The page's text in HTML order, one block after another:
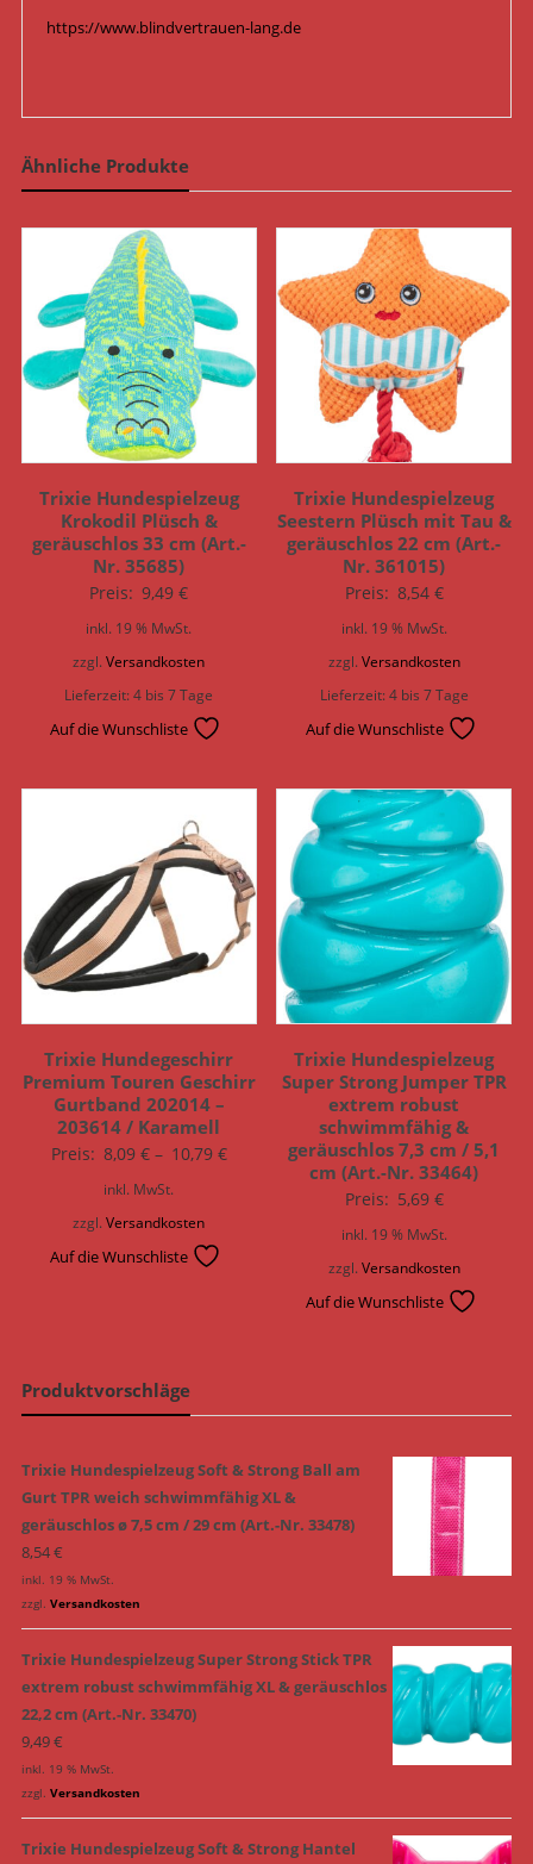
https://www.blindvertrauen-lang.de
Ähnliche Produkte
Trixie Hundespielzeug
Krokodil Plüsch &
geräuschlos 33 cm (Art.-
Nr. 35685)
Preis: 9,49€
inkl. 19 % MwSt.
zzgl.Versandkosten
Lieferzeit:4 bis 7 Tage
Auf die Wunschliste
Trixie Hundespielzeug
Seestern Plüsch mit Tau &
geräuschlos 22 cm (Art.-
Nr. 361015)
Preis: 8,54 €
inkl. 19 % MwSt.
zzgl. Versandkosten
Lieferzeit:4 bis 7 Tage
Auf die Wunschliste
Trixie Hundegeschirr
Premium Touren Geschirr
Gurtband 202014 –
203614 / Karamell
Preis: 8,09 €– 10,79 €
inkl. MwSt.
zzgl.Versandkosten
Auf die Wunschliste
Trixie Hundespielzeug
Super Strong Jumper TPR
extrem robust
schwimmfähig &
geräuschlos 7,3 cm / 5,1
cm (Art.-Nr. 33464)
Preis: 5,69 €
inkl. 19 % MwSt.
zzgl.Versandkosten
Auf die Wunschliste
Produktvorschläge
Trixie Hundespielzeug Soft & Strong Ball am
Gurt TPR weich schwimmfähig XL &
geräuschlos ø 7,5 cm / 29 cm (Art.-Nr. 33478)
8,54€
inkl. 19 % MwSt.
zzgl. Versandkosten
Trixie Hundespielzeug Super Strong Stick TPR
extrem robust schwimmfähig XL & geräuschlos
22,2 cm (Art.-Nr. 33470)
9,49€
inkl. 19 % MwSt.
zzgl. Versandkosten
Trixie Hundespielzeug Soft & Strong Hantel